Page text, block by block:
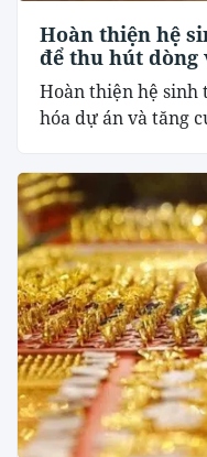
Hoàn thiện hệ
để thu hút dòng
Hoàn thiện hệ sinh
hóa dự án và tăng